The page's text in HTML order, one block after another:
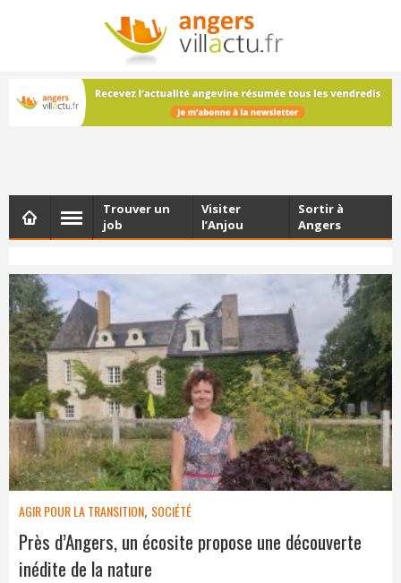
NEWSLETTER
Les dernières actualités d'Angers, chaque vendredi dans
votre boîte e-mail
Trouver un
job
Visiter
l’Anjou
Sortir à
Angers
AGIR POUR LA TRANSITION, SOCIÉTÉ
Près d’Angers, un écosite propose une découverte
inédite de la nature